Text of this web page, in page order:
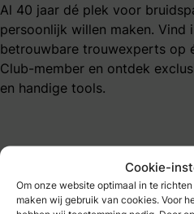
Cookie-
Om onze website optimaal in te
maken wij gebruik van cookies. Voor
Al 40 jaar dé plek voor
persoonlijk willen maken. Vind
betrouwbare trouwexperts op
Club-member en ontdek
en handige tools.
Bruidmedia